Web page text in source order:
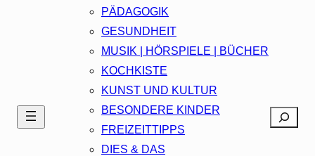
PÄDAGOGIK
GESUNDHEIT
MUSIK | HÖRSPIELE | BÜCHER
KOCHKISTE
KUNST UND KULTUR
BESONDERE KINDER
FREIZEITTIPPS
DIES & DAS
Search